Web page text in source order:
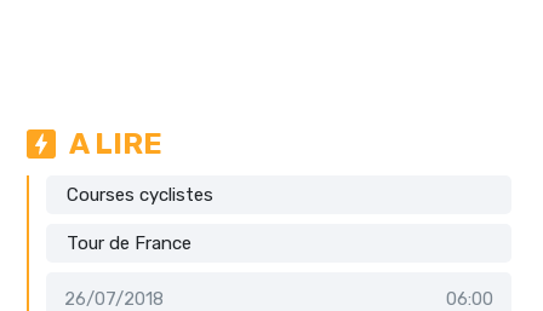
A LIRE
Courses cyclistes
Tour de France
26/07/2018
06:00